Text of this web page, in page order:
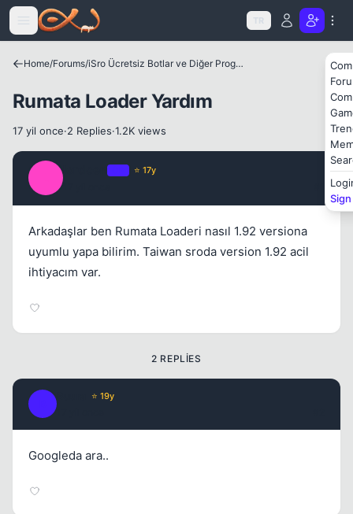
Icerige atla
TR
Home/Forums/ iSro Ücretsiz Botlar ve Diğer Programlar
Rumata Loader Yardım
17 yil once·2 Replies·1.2K views
⭐ 17y
Arkadaşlar ben Rumata Loaderi nasıl 1.92 versiona
uyumlu yapa bilirim. Taiwan sroda version 1.92 acil
ihtiyacım var.
2 REPLIES
⭐ 19y
Googleda ara..
Kapat